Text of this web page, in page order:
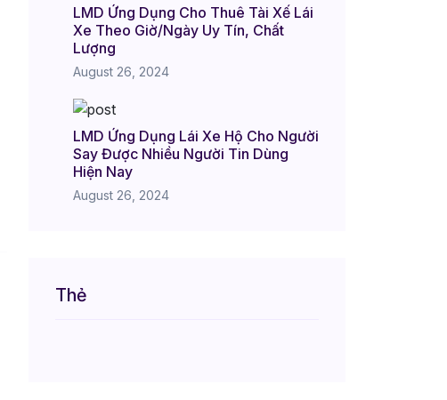
LMD Ứng Dụng Cho Thuê Tài Xế Lái
Xe Theo Giờ/Ngày Uy Tín, Chất
Lượng
August 26, 2024
LMD Ứng Dụng Lái Xe Hộ Cho Người
Say Được Nhiều Người Tin Dùng
Hiện Nay
August 26, 2024
Thẻ